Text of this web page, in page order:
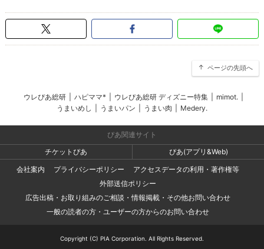
ページの先頭へ
ウレぴあ総研 ハピママ* ウレぴあ総研 ディズニー特集 mimot.
うまいめし
うまいパン うまい肉 Medery.
ぴあ関連サイト
チケットぴあ
ぴあ(アプリ&Web)
会社案内
プライバシーポリシー
アクセスデータの利用・著作権等
外部送信ポリシー
広告出稿・お取り組みのご相談・情報掲載・その他お問い合わせ
一般の読者の方・ユーザーの方からのお問い合わせ
Copyright (C) PIA Corporation. All Rights Reserved.